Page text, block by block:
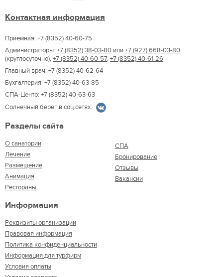
Контактная информация
Приемная: +7 (8352) 40-60-75
Администраторы: +7 (8352) 38-03-80 или+7 (927) 668-03-80
(круглосуточно),+7 (8352) 40-60-57,+7 (8352) 40-61-26
Главный врач: +7 (8352) 40-62-64
Бухгалтерия: +7 (8352) 40-63-85
СПА-Центр: +7 (8352) 40-63-63
Солнечный берег в соц.сетях:
Разделы сайта
О санатории
Лечение
Размещение
Анимация
Рестораны
СПА
Бронирование
Отзывы
Вакансии
Информация
Реквизиты организации
Правовая информация
Политика конфиденциальности
Информация для турфирм
Условия оплаты